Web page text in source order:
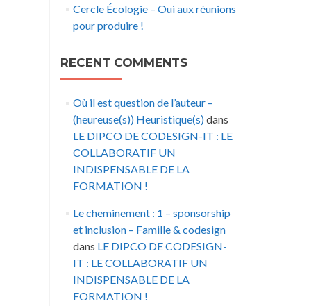
Cercle Écologie – Oui aux réunions
pour produire !
RECENT COMMENTS
Où il est question de l’auteur –
(heureuse(s)) Heuristique(s)dans
LE DIPCO DE CODESIGN-IT : LE
COLLABORATIF UN
INDISPENSABLE DE LA
FORMATION !
Le cheminement : 1 – sponsorship
et inclusion – Famille & codesign
dans LE DIPCO DE CODESIGN-
IT : LE COLLABORATIF UN
INDISPENSABLE DE LA
FORMATION !